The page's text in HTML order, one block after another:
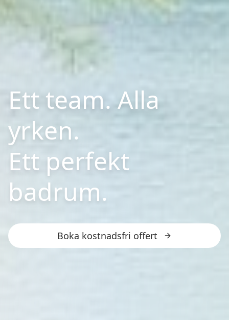
Ett team. Alla
yrken.
Ett perfekt
badrum.
Boka kostnadsfri offert